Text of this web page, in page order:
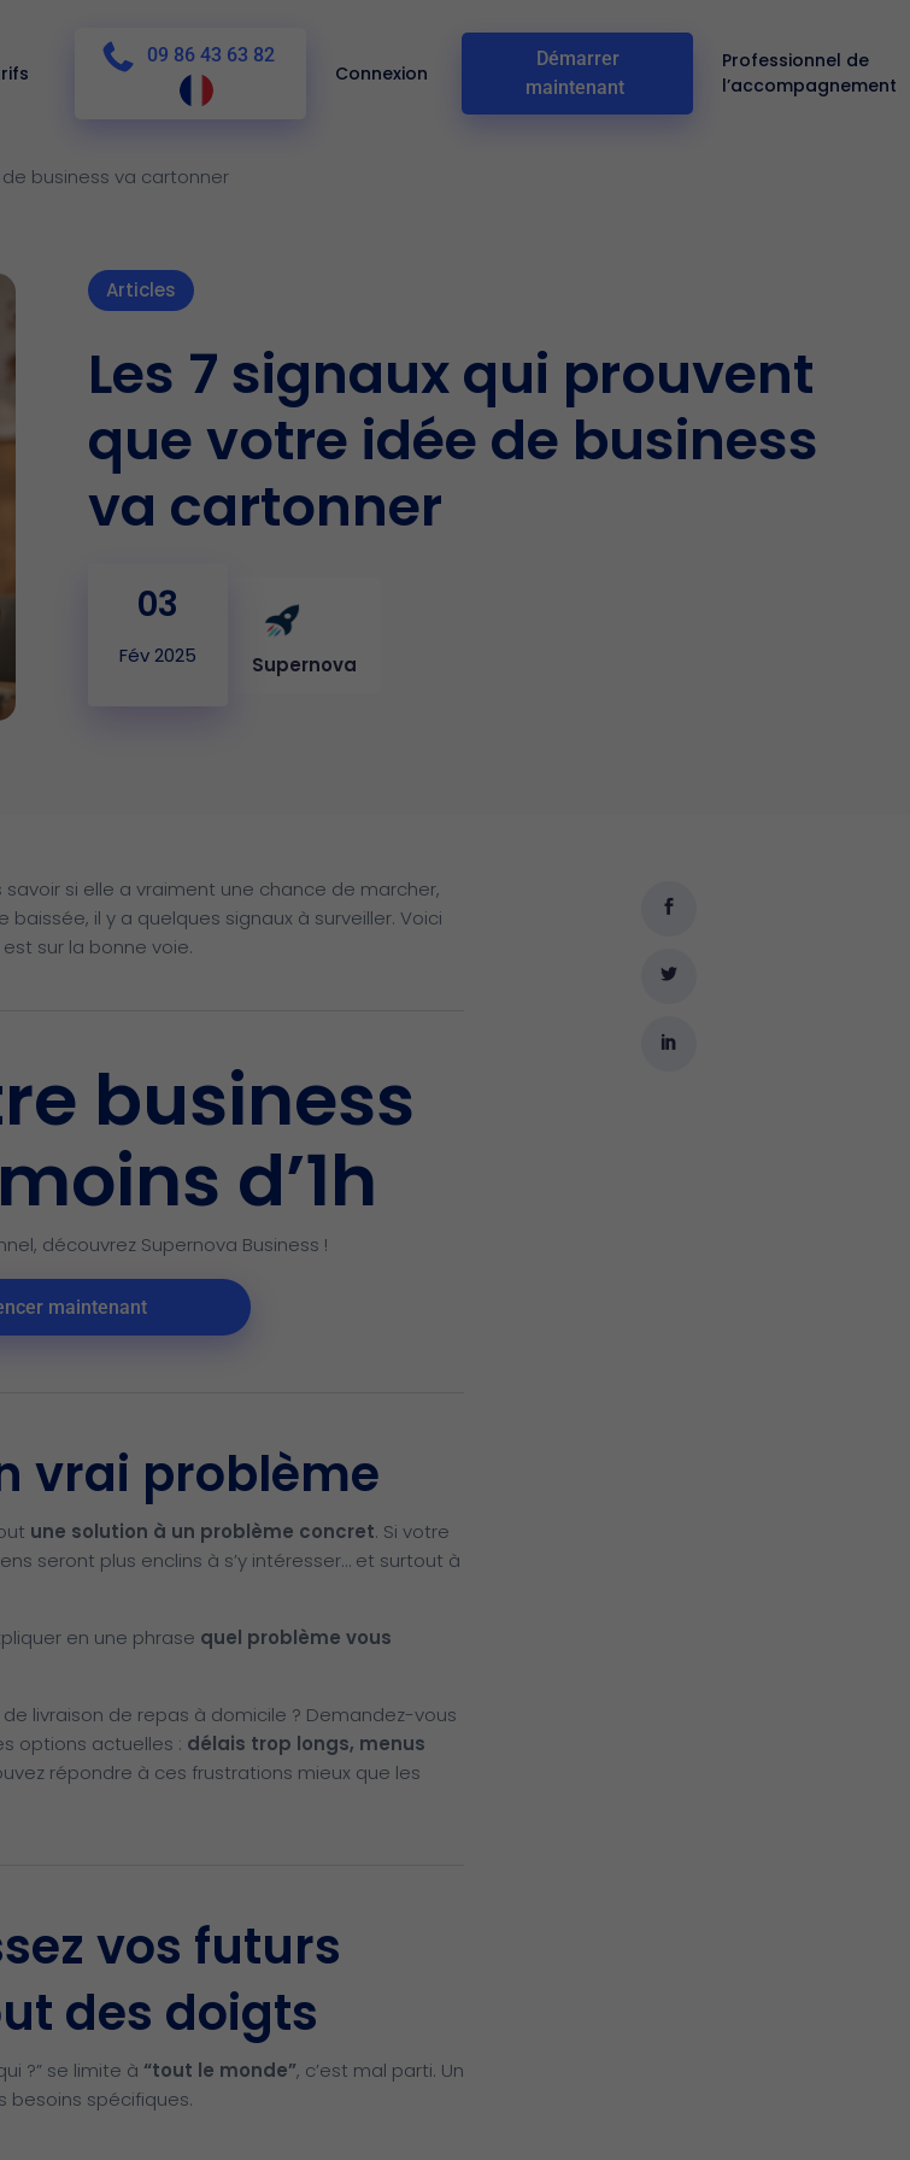
09 86 43 63 82
Connexion
Démarrer
maintenant
Professionnel de
l’accompagnement
business va cartonner
Articles
Les 7 signaux qui prouvent
que votre idée de business
va cartonner
03
Fév 2025 Supernova
savoir si elle a vraiment une chance de marcher,
il y a quelques signaux à surveiller. Voici
sur la bonne voie.
business
d’1h
découvrez Supernova Business !
maintenant
vrai problème
une solution à un problème concret. Si votre
seront plus enclins à s’y intéresser… et surtout à
en une phrase quel problème vous
livraison de repas à domicile ? Demandez-vous
options actuelles : délais trop longs, menus
répondre à ces frustrations mieux que les
vos futurs
des doigts
?” se limite à “tout le monde”, c’est mal parti. Un
besoins spécifiques.